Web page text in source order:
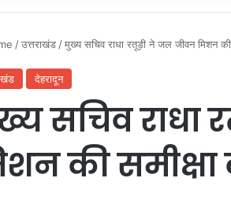
/उत्तराखंड /मुख्य सचिव राधा रतूड़ी ने जल जीवन मिशन की
देहरादून
सचिव राधा
की समीक्षा